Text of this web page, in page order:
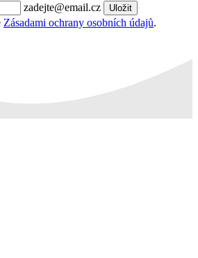
zadejte@email.cz Uložit
Zásadami ochrany osobních údajů.